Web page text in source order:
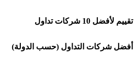
تقييم لأفضل 10 شركات تداول
شركة Capital.com
أفضل شركات التداول (حسب الدولة)